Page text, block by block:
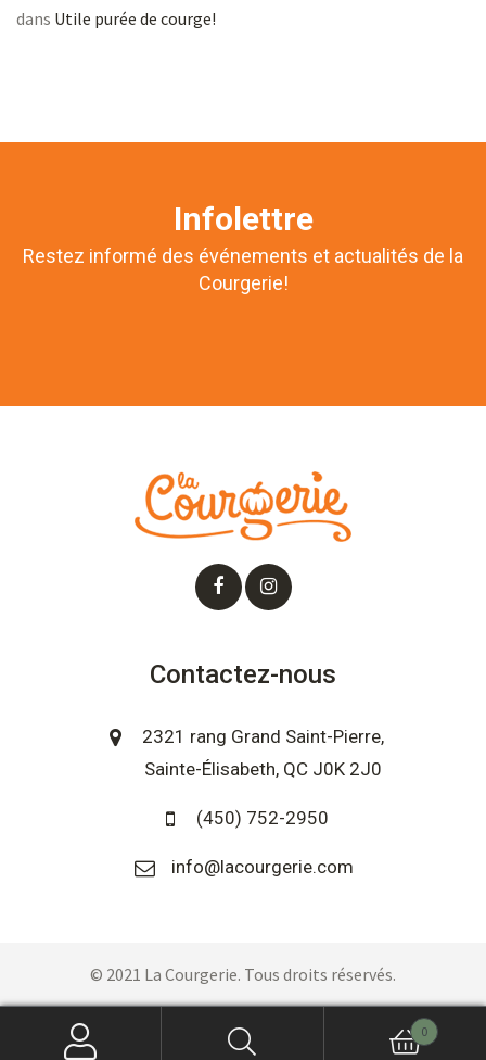
dans Utile purée de courge!
Infolettre
Restez informé des événements et actualités de la
Courgerie!
Contactez-nous
2321 rang Grand Saint-Pierre,
Sainte-Élisabeth, QC J0K 2J0
(450) 752-2950
info@lacourgerie.com
© 2021 La Courgerie. Tous droits réservés.
0